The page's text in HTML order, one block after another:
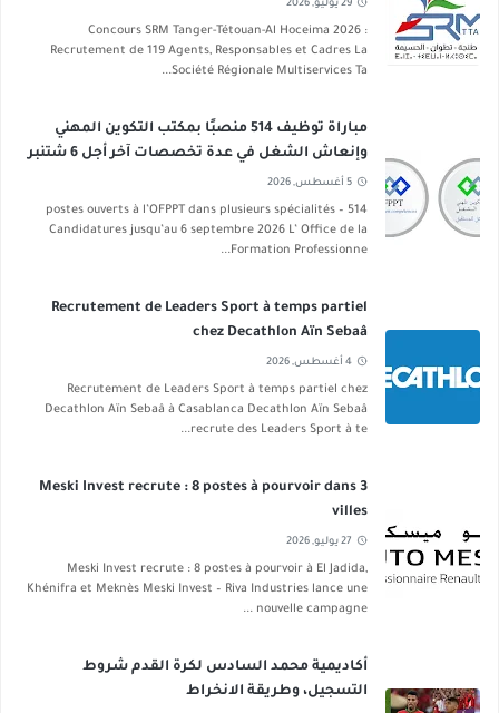
29 يوليو, 2026
Concours SRM Tanger-Tétouan-Al Hoceima 2026 :
Recrutement de 119 Agents, Responsables et Cadres La
Société Régionale Multiservices Ta...
مباراة توظيف 514 منصبًا بمكتب التكوين المهني
وإنعاش الشغل في عدة تخصصات آخر أجل 6 شتنبر
2026
5 أغسطس, 2026
514 postes ouverts à l’OFPPT dans plusieurs spécialités –
Candidatures jusqu’au 6 septembre 2026 L’ Office de la
Formation Professionne...
Recrutement de Leaders Sport à temps partiel
chez Decathlon Aïn Sebaâ
4 أغسطس, 2026
Recrutement de Leaders Sport à temps partiel chez
Decathlon Aïn Sebaâ à Casablanca Decathlon Aïn Sebaâ
recrute des Leaders Sport à te...
Meski Invest recrute : 8 postes à pourvoir dans 3
villes
27 يوليو, 2026
Meski Invest recrute : 8 postes à pourvoir à El Jadida,
Khénifra et Meknès Meski Invest – Riva Industries lance une
nouvelle campagne ...
أكاديمية محمد السادس لكرة القدم شروط
التسجيل، وطريقة الانخراط